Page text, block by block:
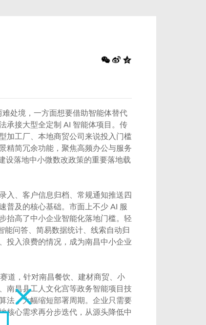
处境，一方面想要借助智能体替代
承接大型全定制 AI 智能体项目。传
加工厂、本地商贸公司来说投入门槛
精简冗余功能，聚焦高频办公与服务
设落地中小微数改政策的重要落地载
入、客户信息归档、常规通知推送四
普及的核心基础。市面上不少 AI 服
抬高了中小企业智能化落地门槛。轻
问答、简易数据统计、线索自动归
投入浪费的情况，成为南昌中小企业
道，针对南昌餐饮、建材商贸、小
南昌县工人文化宫等政务智能项目技
法，大幅缩短部署周期。企业只需要
核心需求再分步迭代，从源头降低中